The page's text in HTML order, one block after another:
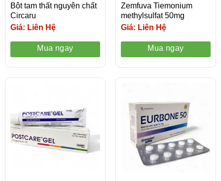
Bột tam thất nguyên chất
Circaru
Giá: Liên Hệ
Mua ngay
Zemfuva Tiemonium
methylsulfat 50mg
Giá: Liên Hệ
Mua ngay